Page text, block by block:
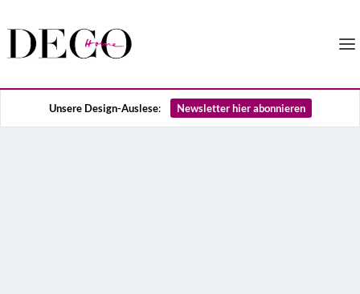
Unsere Design-Auslese: Newsletter hier abonnieren